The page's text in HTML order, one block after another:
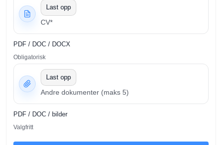
Last opp
CV*
PDF / DOC / DOCX
Obligatorisk
Last opp
Andre dokumenter (maks 5)
PDF / DOC / bilder
Valgfritt